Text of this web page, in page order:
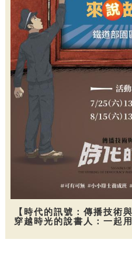
【時代的訊號：傳播技術
穿越時光的說書人：一起